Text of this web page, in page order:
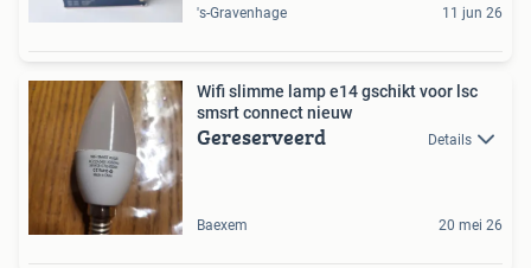
's-Gravenhage 11 jun 26
Wifi slimme lamp e14 gschikt voor lsc
smsrt connect nieuw
Gereserveerd Details
Baexem 20 mei 26